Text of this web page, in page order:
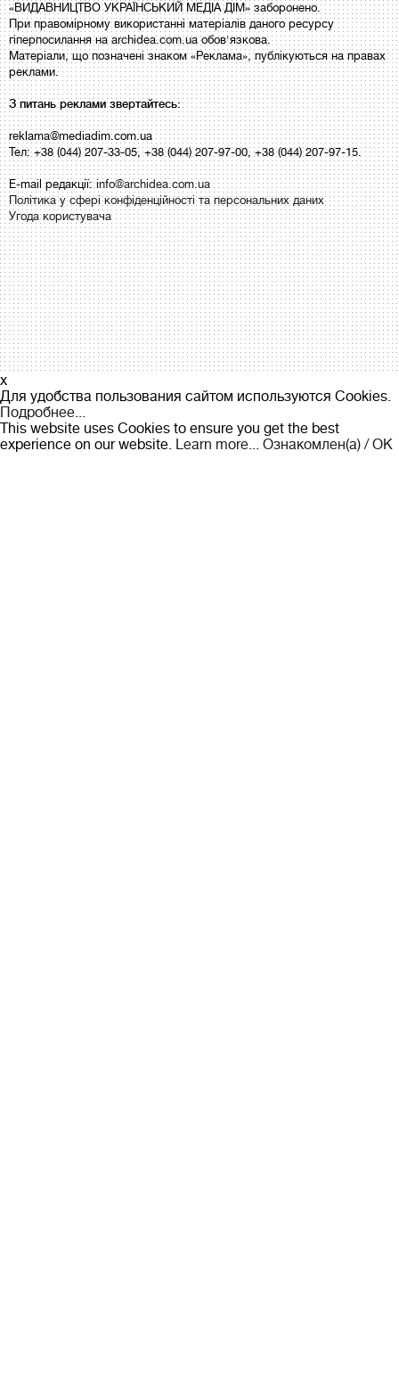
«ВИДАВНИЦТВО УКРАЇНСЬКИЙ МЕДІА ДІМ» заборонено.
При правомірному використанні матеріалів даного ресурсу
гіперпосилання на archidea.com.ua обов'язкова.
Матеріали, що позначені знаком «Реклама», публікуються на правах
реклами.
З питань реклами звертайтесь:
reklama@mediadim.com.ua
Тел: +38 (044) 207-33-05, +38 (044) 207-97-00, +38 (044) 207-97-15.
E-mail редакції:info@archidea.com.ua
Політика у сфері конфіденційності та персональних даних
Угода користувача
x
Для удобства пользования сайтом используются Cookies.
Подробнее...
This website uses Cookies to ensure you get the best
experience on our website. Learn more... Ознакомлен(а) / OK